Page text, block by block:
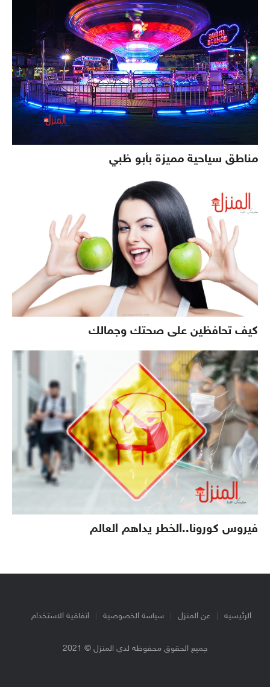
مناطق سياحية مميزة بأبو ظبي
كيف تحافظين على صحتك وجمالك
فيروس كورونا..الخطر يداهم العالم
الرئيسيه عن المنزل سياسة الخصوصية اتفاقية الاستخدام
جميع الحقوق محفوظه لدي المنزل © 2021